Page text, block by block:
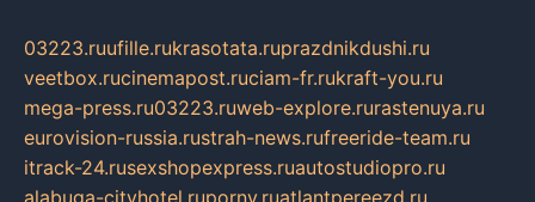
03223.ruufille.rukrasotata.ruprazdnikdushi.ru
veetbox.rucinemapost.ruciam-fr.rukraft-you.ru
mega-press.ru03223.ruweb-explore.rurastenuya.ru
eurovision-russia.rustrah-news.rufreeride-team.ru
itrack-24.rusexshopexpress.ruautostudiopro.ru